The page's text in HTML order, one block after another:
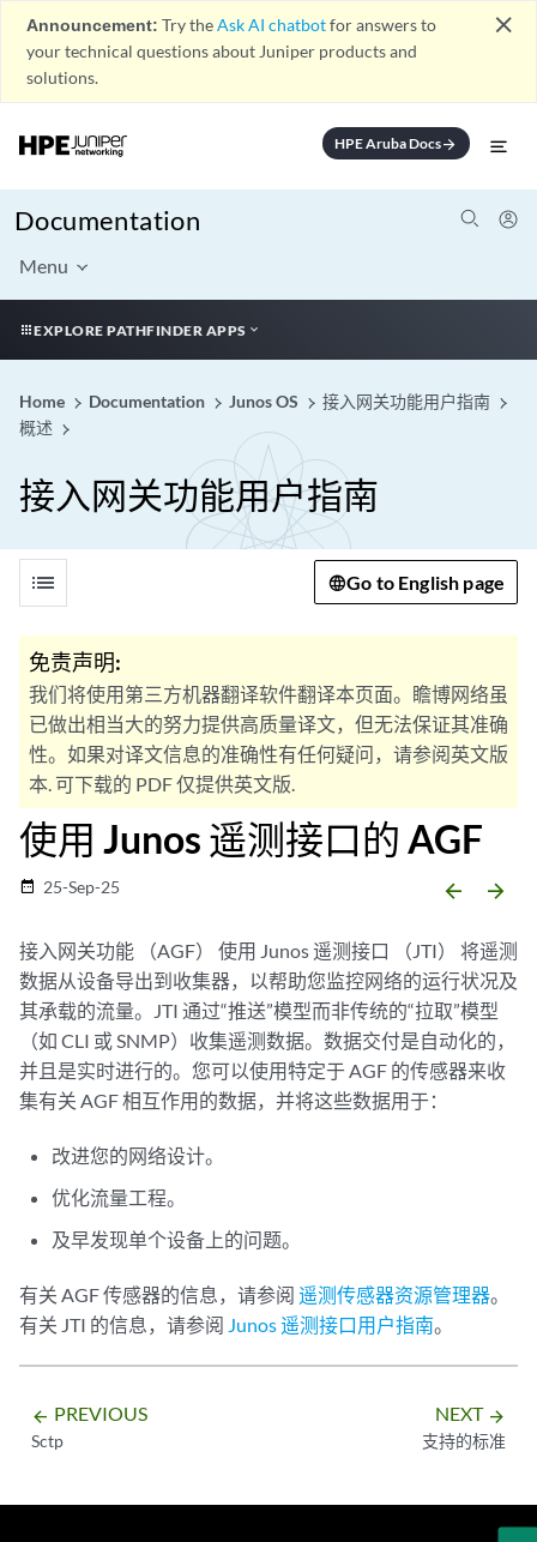
Announcement: Try theAsk AI chatbotfor answers to
your technical questions about Juniper products and
solutions.
close
HPE Aruba Docsarrow_forward
Documentation
Menu
EXPLORE PATHFINDER APPS
Home Documentation Junos OS
接入网关功能用户指南
概述
接入网关功能用户指南
list Go to English page
免责声明:
我们将使用第三方机器翻译软件翻译本页面。瞻博网络虽
已做出相当大的努力提供高质量译文，但无法保证其准确
性。如果对译文信息的准确性有任何疑问，请参阅英文版
本. 可下载的 PDF 仅提供英文版.
使用 Junos 遥测接口的 AGF
date_range 25-Sep-25 arrow_backward arrow_forward
接入网关功能 （AGF） 使用 Junos 遥测接口 （JTI） 将遥测
数据从设备导出到收集器，以帮助您监控网络的运行状况及
其承载的流量。JTI 通过“推送”模型而非传统的“拉取”模型
（如 CLI 或 SNMP）收集遥测数据。数据交付是自动化的，
并且是实时进行的。您可以使用特定于 AGF 的传感器来收
集有关 AGF 相互作用的数据，并将这些数据用于：
改进您的网络设计。
优化流量工程。
及早发现单个设备上的问题。
有关 AGF 传感器的信息，请参阅 遥测传感器资源管理器。
有关 JTI 的信息，请参阅 Junos 遥测接口用户指南。
arrow_backward PREVIOUS
Sctp
NEXT arrow_forward
支持的标准